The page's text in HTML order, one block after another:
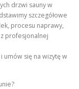
drzwi sauny w
szczegółowe
procesu naprawy,
z profesjonalnej
umów się na wizytę w